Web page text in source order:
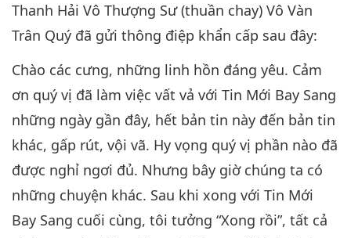
Thanh Hải Vô Thượng Sư (thuần chay) Vô Vàn
Trân Quý đã gửi thông điệp khẩn cấp sau đây:
Chào các cưng, những linh hồn đáng yêu. Cảm
ơn quý vị đã làm việc vất vả với Tin Mới Bay Sang
những ngày gần đây, hết bản tin này đến bản tin
khác, gấp rút, vội vã. Hy vọng quý vị phần nào đã
được nghỉ ngơi đủ. Nhưng bây giờ chúng ta có
những chuyện khác. Sau khi xong với Tin Mới
Bay Sang cuối cùng, tôi tưởng “Xong rồi”, tất cả